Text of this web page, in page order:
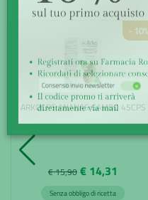
- 10%
ARKOCPS ANANAS GAMBO 45CPS
€ 15,90 € 14,31
Senza obbligo di ricetta